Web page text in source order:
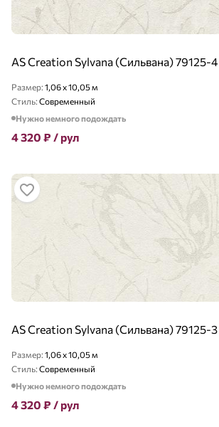
AS Creation Sylvana (Сильвана) 79125-4
Размер: 1,06 x 10,05 м
Стиль: Современный
Нужно немного подождать
4 320 ₽ / рул
AS Creation Sylvana (Сильвана) 79125-3
Размер: 1,06 x 10,05 м
Стиль: Современный
Нужно немного подождать
4 320 ₽ / рул